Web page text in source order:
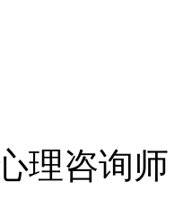
理咨询师